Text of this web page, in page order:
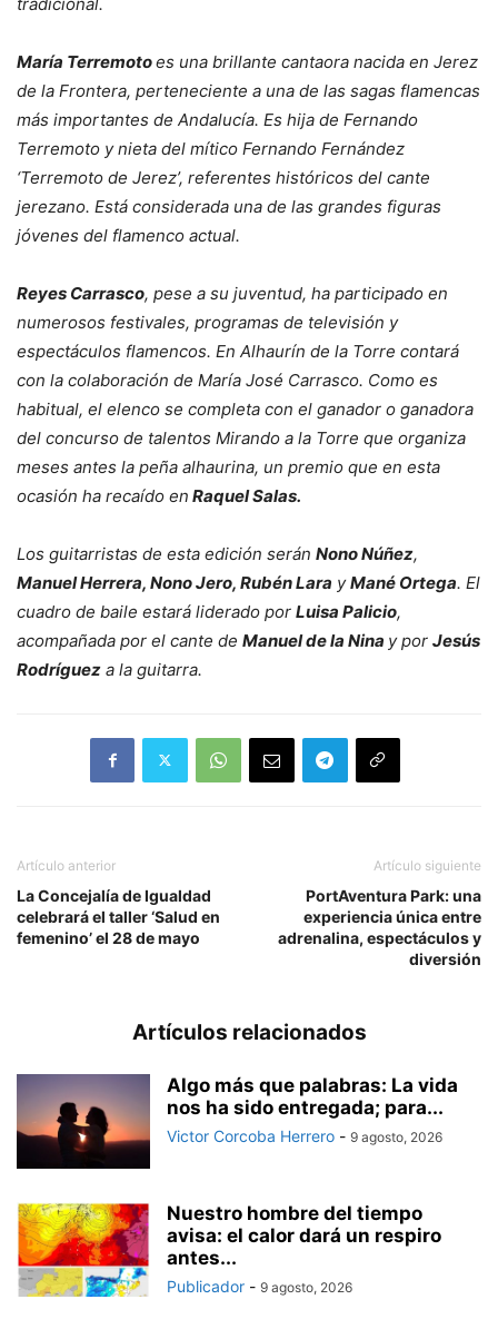
María Terremotoes una brillante cantaora nacida en Jerez
de la Frontera, perteneciente a una de las sagas flamencas
más importantes de Andalucía. Es hija de Fernando
Terremoto y nieta del mítico Fernando Fernández
‘Terremoto de Jerez’, referentes históricos del cante
jerezano. Está considerada una de las grandes figuras
jóvenes del flamenco actual.
Reyes Carrasco, pese a su juventud, ha participado en
numerosos festivales, programas de televisión y
espectáculos flamencos. En Alhaurín de la Torre contará
con la colaboración de María José Carrasco. Como es
habitual, el elenco se completa con el ganador o ganadora
del concurso de talentos Mirando a la Torre que organiza
meses antes la peña alhaurina, un premio que en esta
ocasión ha recaído en Raquel Salas.
Los guitarristas de esta edición serán Nono Núñez,
Manuel Herrera, Nono Jero, Rubén Lara yMané Ortega. El
cuadro de baile estará liderado por Luisa Palicio,
acompañada por el cante de Manuel de la Nina y por Jesús
Rodríguez a la guitarra.
Artículo anterior
La Concejalía de Igualdad
celebrará el taller ‘Salud en
femenino’ el 28 de mayo
Artículo siguiente
PortAventura Park: una
experiencia única entre
adrenalina, espectáculos y
diversión
Artículos relacionados
Algo más que palabras: La vida
nos ha sido entregada; para...
Victor Corcoba Herrero - 9 agosto, 2026
Nuestro hombre del tiempo
avisa: el calor dará un respiro
antes...
Publicador - 9 agosto, 2026